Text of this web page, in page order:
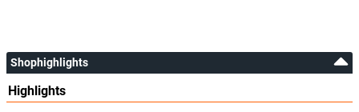
Shophighlights
Highlights